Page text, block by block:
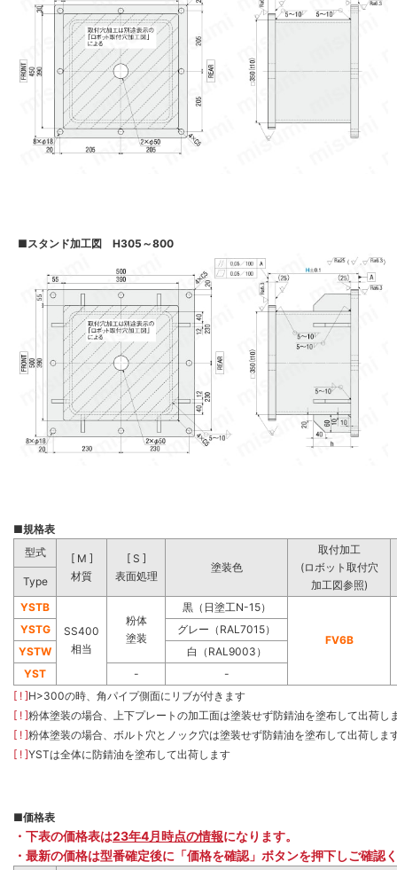
■スタンド加工図 H305～800
■規格表
型式
[ M ]
材質
[ S ]
表面処理
塗装色
取付加工
(ロボット取付穴
加工図参照)
Type
YSTB
SS400
相当
粉体
塗装
黒（日塗工N-15）
FV6B
YSTG
グレー（RAL7015）
YSTW
白（RAL9003）
YST
-
-
[ ! ]H>300の時、角パイプ側面にリブが付きます
[ ! ]粉体塗装の場合、上下プレートの加工面は塗装せず防錆油を塗布して出荷し
[ ! ]粉体塗装の場合、ボルト穴とノック穴は塗装せず防錆油を塗布して出荷しま
[ ! ]YSTは全体に防錆油を塗布して出荷します
■価格表
・下表の価格表は23年4月時点の情報になります。
・最新の価格は型番確定後に「価格を確認」ボタンを押下しご確認